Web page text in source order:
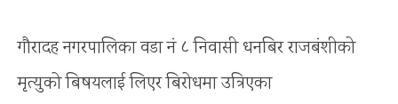
गौरादह नगरपालिका वडा नं ८ निवासी धनबिर राजबंशीको
मृत्युको बिषयलाई लिएर बिरोधमा उत्रिएका